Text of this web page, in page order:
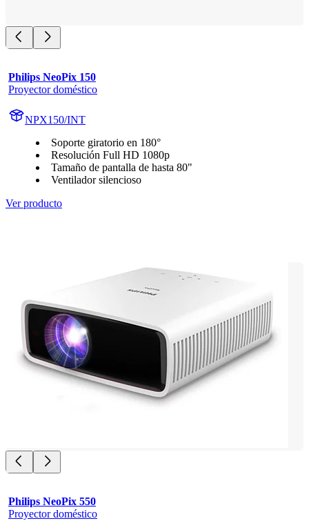
Philips NeoPix 150
Proyector doméstico
NPX150/INT
Soporte giratorio en 180°
Resolución Full HD 1080p
Tamaño de pantalla de hasta 80"
Ventilador silencioso
Ver producto
Philips NeoPix 550
Proyector doméstico